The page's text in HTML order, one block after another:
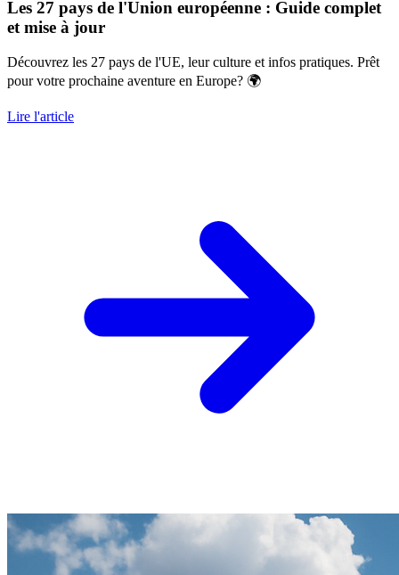
Les 27 pays de l'Union européenne : Guide complet
et mise à jour
Découvrez les 27 pays de l'UE, leur culture et infos pratiques. Prêt
pour votre prochaine aventure en Europe? 🌍
Lire l'article